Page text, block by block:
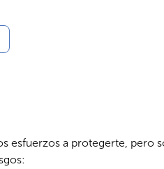
esfuerzos a protegerte, pero